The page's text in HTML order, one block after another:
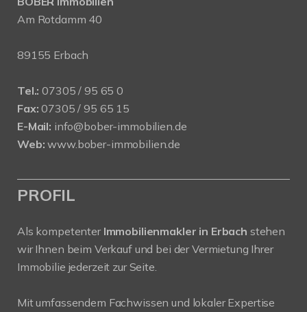
Am Rotdamm 40
89155 Erbach
Tel.: 07305 / 95 65 0
Fax: 07305 / 95 65 15
E-Mail: info@bober-immobilien.de
Web: www.bober-immobilien.de
PROFIL
Als kompetenter Immobilienmakler in Erbach stehen
wir Ihnen beim Verkauf und bei der Vermietung Ihrer
Immobilie jederzeit zur Seite.
Mit umfassendem Fachwissen und lokaler Expertise